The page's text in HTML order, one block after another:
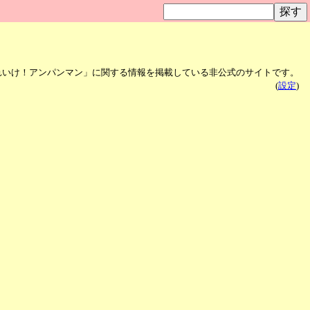
いけ！アンパンマン」に関する情報を掲載している非公式のサイトです。
(設定)